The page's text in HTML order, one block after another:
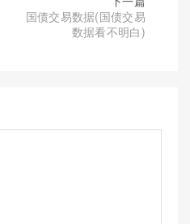
国债交易数据(国债交易
数据看不明白)